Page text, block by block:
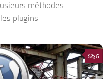
méthodes
plugins
6